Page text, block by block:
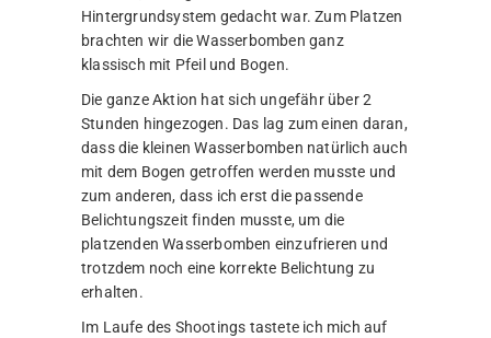
Hintergrundsystem gedacht war. Zum Platzen
brachten wir die Wasserbomben ganz
klassisch mit Pfeil und Bogen.
Die ganze Aktion hat sich ungefähr über 2
Stunden hingezogen. Das lag zum einen daran,
dass die kleinen Wasserbomben natürlich auch
mit dem Bogen getroffen werden musste und
zum anderen, dass ich erst die passende
Belichtungszeit finden musste, um die
platzenden Wasserbomben einzufrieren und
trotzdem noch eine korrekte Belichtung zu
erhalten.
Im Laufe des Shootings tastete ich mich auf